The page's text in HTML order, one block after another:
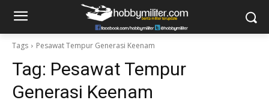
Tags Pesawat Tempur Generasi Keenam
Tag: Pesawat Tempur
Generasi Keenam